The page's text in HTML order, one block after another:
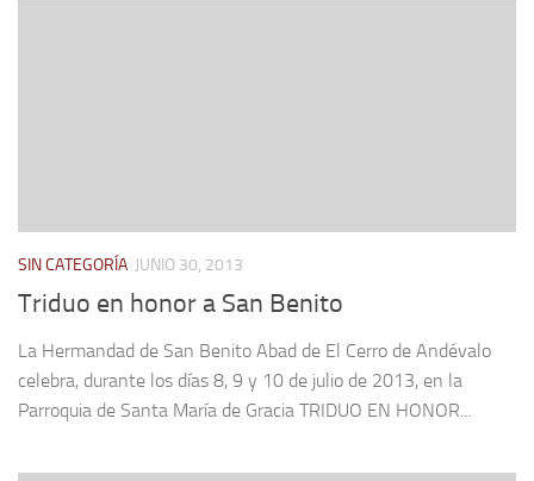
SIN CATEGORÍA JUNIO 30, 2013
Triduo en honor a San Benito
La Hermandad de San Benito Abad de El Cerro de Andévalo
celebra, durante los días 8, 9 y 10 de julio de 2013, en la
Parroquia de Santa María de Gracia TRIDUO EN HONOR...